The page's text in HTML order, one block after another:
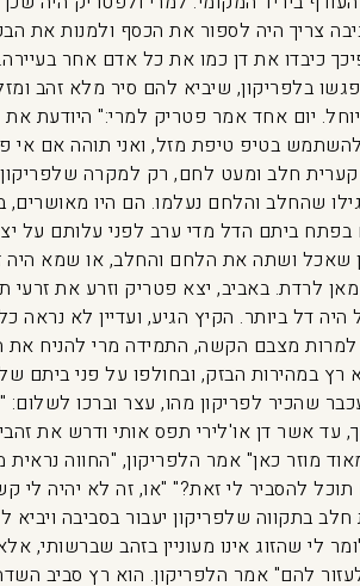
צריך היה לספור את הכסף ולמנות את
כיבדו את דן כמו את כל אדם אחר
בלפריקון, שיביא להם סיר מלא זהב
יום אחד אמר פטריק למרי:" היודעת את
בטיפ טיפת מזל, ואני תוהה אם אי
חלב ומעט לחם, רק למקרה שלפריקון
שהחלב והלחם נעלמו. הם היו מאושרים,
ביתם הדל מדי ערב לפני עלותם על
שאכל ושתה את הלחם והחלב, או שמא
לרדת. באביב, יצא פטריק וזרע את
היה דל ביותר. הקיץ הגיע, ועדיין לא
למרות מצבם הקשה, התמידה מרי להניח
רץ במהירות הבזק, ובחולפו על פני ביתם
שהכיר לפריקון מהו, עצר וברכו
עד אשר דן או'לירי תפס אותי ודרש את
מוזר כאן" אמר הלפריקון, "החווה
להסביר לי זאת?" "או, זה לא יהיה לי
בתקווה שלפריקון יעבור בסביבה ויביא
לי שהזוג אינו מעוניין בזהב שברשותי,
להם" אמר הלפריקון. הוא רץ סביב